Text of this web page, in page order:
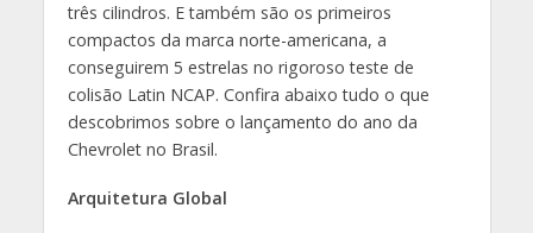
três cilindros. E também são os primeiros
compactos da marca norte-americana, a
conseguirem 5 estrelas no rigoroso teste de
colisão Latin NCAP. Confira abaixo tudo o que
descobrimos sobre o lançamento do ano da
Chevrolet no Brasil.
Arquitetura Global